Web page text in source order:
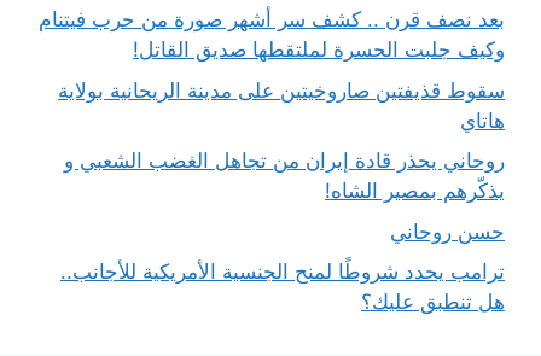
بعد نصف قرن .. كشف سر أشهر صورة من حرب فيتنام
وكيف جلبت الحسرة لملتقطها صديق القاتل!
سقوط قذيفتين صاروخيتين على مدينة الريحانية بولاية
هاتاي
روحاني يحذر قادة إيران من تجاهل الغضب الشعبي و
يذكّرهم بمصير الشاه!
حسن روحاني
ترامب يحدد شروطًا لمنح الجنسية الأمريكية للأجانب..
هل تنطبق عليك؟